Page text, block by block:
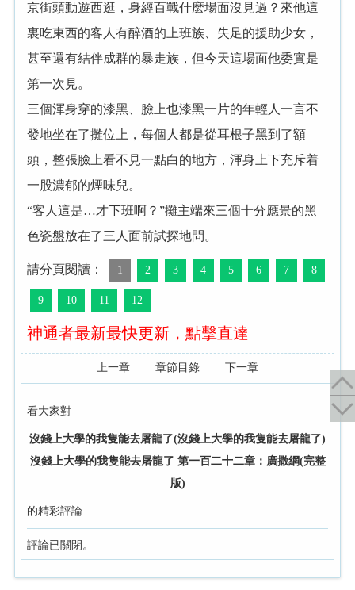
京街頭動遊西逛，身經百戰什麽場面沒見過？來他這
裏吃東西的客人有醉酒的上班族、失足的援助少女，
甚至還有結伴成群的暴走族，但今天這場面他委實是
第一次見。
三個渾身穿的漆黑、臉上也漆黑一片的年輕人一言不
發地坐在了攤位上，每個人都是從耳根子黑到了額
頭，整張臉上看不見一點白的地方，渾身上下充斥着
一股濃郁的煙味兒。
“客人這是…才下班啊？”攤主端來三個十分應景的黑
色瓷盤放在了三人面前試探地問。
請分頁閱讀： 1 2 3 4 5 6 7 8
9 10 11 12
神通者最新最快更新，點擊直達
上一章 章節目錄 下一章
看大家對
沒錢上大學的我隻能去屠龍了(沒錢上大學的我隻能去屠龍了)
沒錢上大學的我隻能去屠龍了 第一百二十二章：廣撒網(完整
版)
的精彩評論
評論已關閉。